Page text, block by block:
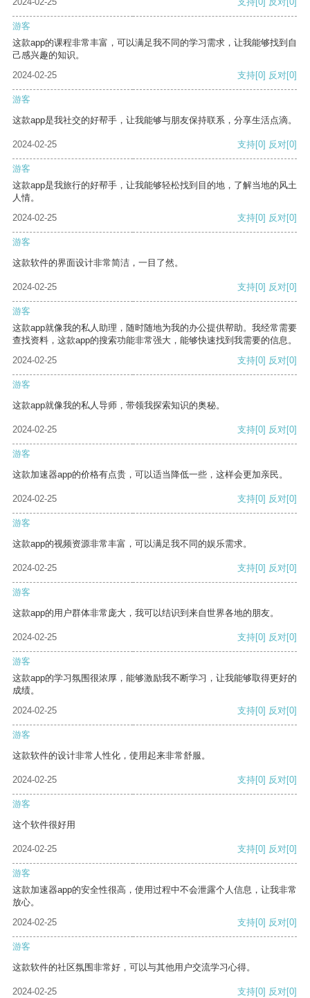
游客
这款app的课程非常丰富，可以满足我不同的学习需求，让我能够找到自
己感兴趣的知识。
2024-02-25
支持[0] 反对[0]
游客
这款app是我社交的好帮手，让我能够与朋友保持联系，分享生活点滴。
2024-02-25 支持[0] 反对[0]
游客
这款app是我旅行的好帮手，让我能够轻松找到目的地，了解当地的风土
人情。
2024-02-25
支持[0] 反对[0]
游客
这款软件的界面设计非常简洁，一目了然。
2024-02-25 支持[0] 反对[0]
游客
这款app就像我的私人助理，随时随地为我的办公提供帮助。我经常需要
查找资料，这款app的搜索功能非常强大，能够快速找到我需要的信息。
2024-02-25
支持[0] 反对[0]
游客
这款app就像我的私人导师，带领我探索知识的奥秘。
2024-02-25 支持[0] 反对[0]
游客
这款加速器app的价格有点贵，可以适当降低一些，这样会更加亲民。
2024-02-25 支持[0] 反对[0]
游客
这款app的视频资源非常丰富，可以满足我不同的娱乐需求。
2024-02-25 支持[0] 反对[0]
游客
这款app的用户群体非常庞大，我可以结识到来自世界各地的朋友。
2024-02-25 支持[0] 反对[0]
游客
这款app的学习氛围很浓厚，能够激励我不断学习，让我能够取得更好的
成绩。
2024-02-25
支持[0] 反对[0]
游客
这款软件的设计非常人性化，使用起来非常舒服。
2024-02-25 支持[0] 反对[0]
游客
这个软件很好用
2024-02-25 支持[0] 反对[0]
游客
这款加速器app的安全性很高，使用过程中不会泄露个人信息，让我非常
放心。
2024-02-25
支持[0] 反对[0]
游客
这款软件的社区氛围非常好，可以与其他用户交流学习心得。
2024-02-25 支持[0] 反对[0]